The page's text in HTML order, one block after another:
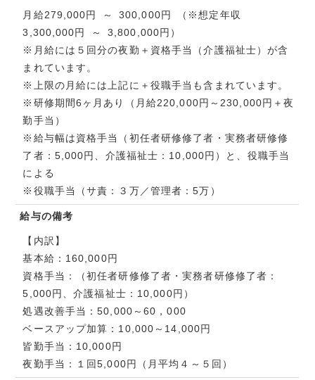
月給279,000円 ～ 300,000円 （※想定年収
3,300,000円 ～ 3,800,000円）
※月給には５回分の夜勤＋資格手当（介護福祉士）が含
まれています。
※上限の月給には上記に＋役職手当も含まれています。
※研修期間6ヶ月あり（月給220,000円～230,000円＋夜
勤手当）
※給与幅は資格手当（初任者研修修了者・実務者研修修
了者：5,000円、介護福祉士：10,000円）と、役職手当
による
※役職手当（サ責：３万／管理者：5万）
給与の備考
【内訳】
基本給：160,000円
資格手当：（初任者研修修了者・実務者研修修了者：
5,000円、介護福祉士：10,000円）
処遇改善手当：50,000～60，000
ベースアップ加算：10,000～14,000円
皆勤手当：10,000円
夜勤手当：１回5,000円（月平均４～５回）